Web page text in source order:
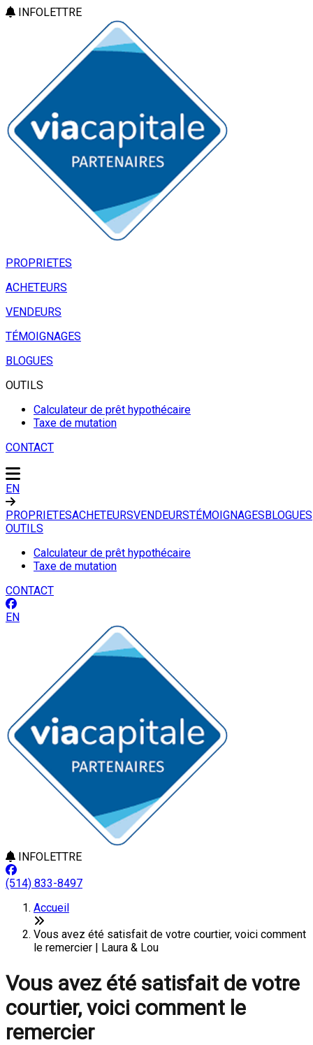
INFOLETTRE
PROPRIETES
ACHETEURS
VENDEURS
TÉMOIGNAGES
BLOGUES
OUTILS
Calculateur de prêt hypothécaire
Taxe de mutation
CONTACT
EN
PROPRIETESACHETEURSVENDEURSTÉMOIGNAGESBLOGUES
OUTILS
Calculateur de prêt hypothécaire
Taxe de mutation
CONTACT
EN
INFOLETTRE
(514) 833-8497
Accueil
Vous avez été satisfait de votre courtier, voici comment
le remercier | Laura & Lou
Vous avez été satisfait de votre
courtier, voici comment le
remercier